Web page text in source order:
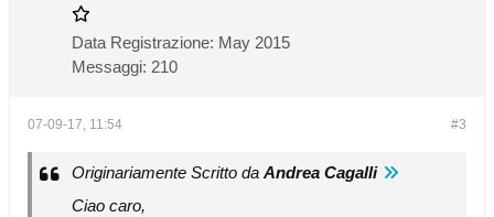
Data Registrazione: May 2015
Messaggi: 210
#3
07-09-17, 11:54
Originariamente Scritto da Andrea Cagalli
Ciao caro,